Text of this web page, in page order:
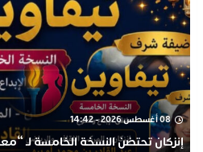
08 أغسطس 2026 - 14:42
إنزكان تحتضن النسخة الخامسة لـ